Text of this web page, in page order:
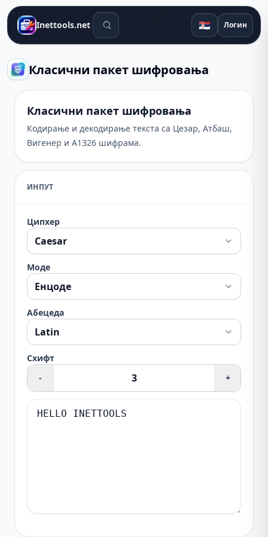
Inettools.net Алати за претрагу 🇷🇸 Логин
Класични пакет шифровања
Класични пакет шифровања
Кодирање и декодирање текста са Цезар, Атбаш,
Вигенер и А1З26 шифрама.
ИНПУТ
Ципхер
Моде
Абецеда
Схифт
-
+